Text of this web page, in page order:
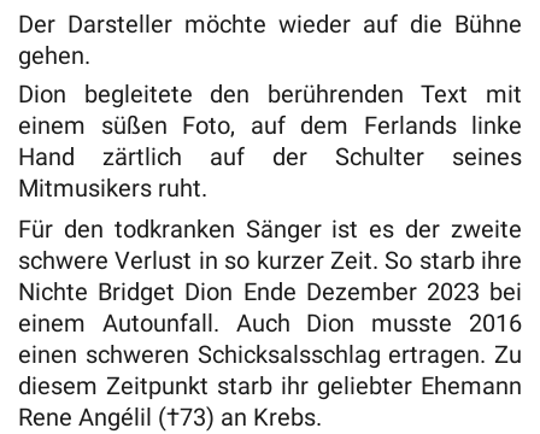
Der Darsteller möchte wieder auf die Bühne
gehen.
Dion begleitete den berührenden Text mit
einem süßen Foto, auf dem Ferlands linke
Hand zärtlich auf der Schulter seines
Mitmusikers ruht.
Für den todkranken Sänger ist es der zweite
schwere Verlust in so kurzer Zeit. So starb ihre
Nichte Bridget Dion Ende Dezember 2023 bei
einem Autounfall. Auch Dion musste 2016
einen schweren Schicksalsschlag ertragen. Zu
diesem Zeitpunkt starb ihr geliebter Ehemann
Rene Angélil (†73) an Krebs.